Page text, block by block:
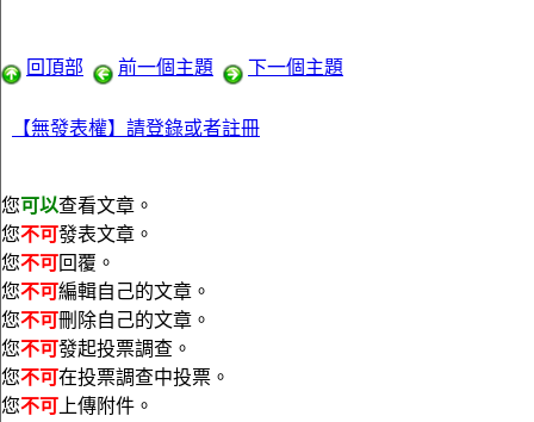
回頂部 前一個主題 下一個主題
【無發表權】請登錄或者註冊
您可以查看文章。
您不可發表文章。
您不可回覆。
您不可編輯自己的文章。
您不可刪除自己的文章。
您不可發起投票調查。
您不可在投票調查中投票。
您不可 上傳附件。